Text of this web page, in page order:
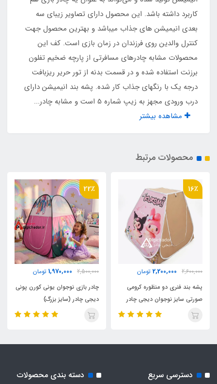
کیف حمل مخصوص
نوع اسکلت
فلزی فنری آسان تاشو با روکش پلاستیکی و نوار
ابریشم
مناسب برای
کف ضخیم تفلون برزنت طوسی
کاربرد داشته باشد. این محصول دارای تصاویر زیبای سه
بعدی انیمیشن های جذاب میباشد و بهترین محصول جهت
کنترل والدین روی فرزندان در زمان بازی است. کف این
محصولات مشابه چادرهای مسافرتی از پارچه ضخیم تفلون
برزنت استفاده شده و در قسمت بدنه از تور حریر ریزبافت
درجه یک با رنگهای جذاب کار شده. پشه بند انیمیشن دارای
درب ورودی مجهز به زیپ شماره 5 است و مشابه چادر...
مشاهده بیشتر
محصولات مرتبط
16٪
2,600,000
2,200,000 تومان
پشه بند فنری دو منظوره کرومی
صورتی سایز نوجوان دیجی چادر
22٪
2,500,000
1,970,000 تومان
چادر بازی نوجوان یونی کورن پونی
دیجی چادر (سایز بزرگ)
دسترسی سریع دسته بندی محصولات